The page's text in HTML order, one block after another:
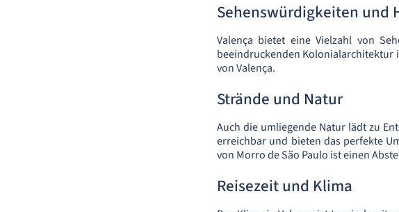
Sehenswürdigkeiten und
Valença bietet eine Vielzahl von
beeindruckenden
von Valença.
Strände und Natur
Auch die umliegende Natur lädt zu
erreichbar und bieten das perfekte
von Morro de São Paulo ist einen
Reisezeit und Klima